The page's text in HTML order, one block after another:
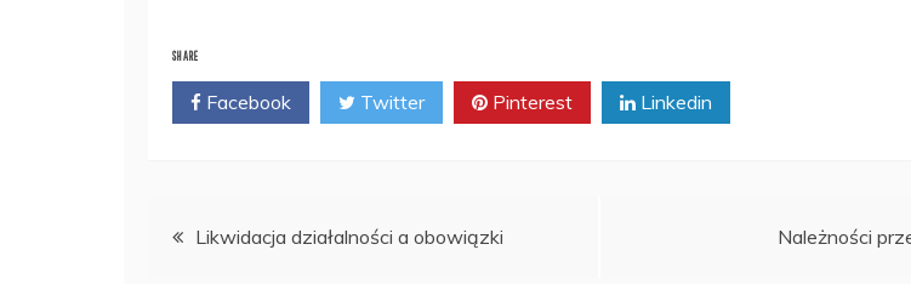
SHARE
Facebook Twitter Pinterest Linkedin
Nawigacja
Likwidacja działalności a obowiązki Należności